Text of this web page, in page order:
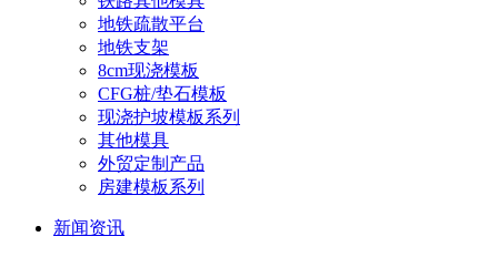
地铁疏散平台
地铁支架
8cm现浇模板
CFG桩/垫石模板
现浇护坡模板系列
其他模具
外贸定制产品
房建模板系列
新闻资讯